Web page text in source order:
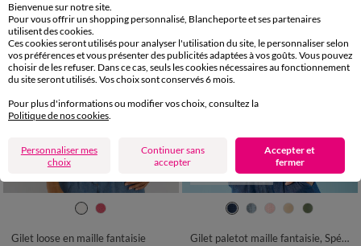
38/40 42/44
Gilet loose en maille fantaisie
Spécial Petites
34/36 38/40 42/44 46/48
Gilet paletot maille fantaisie, Spécial Petites
Bienvenue sur notre site.
Pour vous offrir un shopping personnalisé, Blancheporte et ses partenaires
utilisent des cookies.
Ces cookies seront utilisés pour analyser l'utilisation du site, le personnaliser selon
vos préférences et vous présenter des publicités adaptées à vos goûts. Vous pouvez
choisir de les refuser. Dans ce cas, seuls les cookies nécessaires au fonctionnement
du site seront utilisés. Vos choix sont conservés 6 mois.
Pour plus d'informations ou modifier vos choix, consultez la
Politique de nos cookies.
Personnaliser mes
choix
Continuer sans
accepter
Accepter et
fermer